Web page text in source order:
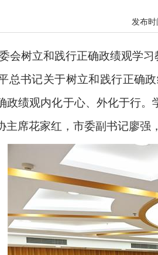
发布
会树立和践行正确政绩观学
总书记关于树立和践行正确
政绩观内化于心、外化于行
席花家红，市委副书记廖强